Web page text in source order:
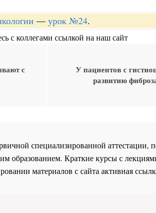
— урок №24.
с коллегами ссылкой на наш сайт
с
У пациентов с
развитию
специализированной
образованием. Краткие курсы с
материалов с сайта активная